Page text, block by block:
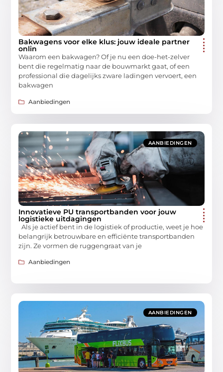
Bakwagens voor elke klus: jouw ideale partner
onlin
Waarom een bakwagen? Of je nu een doe-het-zelver
bent die regelmatig naar de bouwmarkt gaat, of een
professional die dagelijks zware ladingen vervoert, een
bakwagen
Aanbiedingen
AANBIEDINGEN
Innovatieve PU transportbanden voor jouw
logistieke uitdagingen
Als je actief bent in de logistiek of productie, weet je hoe
belangrijk betrouwbare en efficiënte transportbanden
zijn. Ze vormen de ruggengraat van je
Aanbiedingen
AANBIEDINGEN